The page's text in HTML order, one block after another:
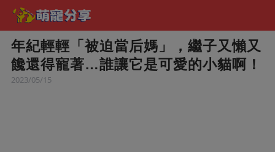
年紀輕輕「被迫當后媽」，繼子又懶又
饞還得寵著…誰讓它是可愛的小貓啊！
2023/05/15